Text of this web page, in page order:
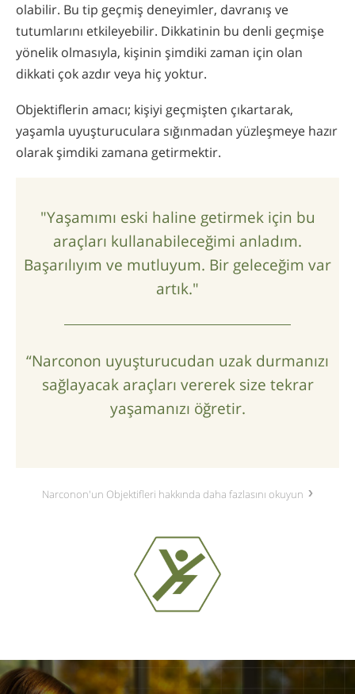
olabilir. Bu tip geçmiş deneyimler, davranış ve
tutumlarını etkileyebilir. Dikkatinin bu denli geçmişe
yönelik olmasıyla, kişinin şimdiki zaman için olan
dikkati çok azdır veya hiç yoktur.
Objektiflerin amacı; kişiyi geçmişten çıkartarak,
yaşamla uyuşturuculara sığınmadan yüzleşmeye hazır
olarak şimdiki zamana getirmektir.
"Yaşamımı eski haline getirmek için bu
araçları kullanabileceğimi anladım.
Başarılıyım ve mutluyum. Bir geleceğim var
artık."
“Narconon uyuşturucudan uzak durmanızı
sağlayacak araçları vererek size tekrar
yaşamanızı öğretir.
Narconon'un Objektifleri hakkında daha fazlasını okuyun